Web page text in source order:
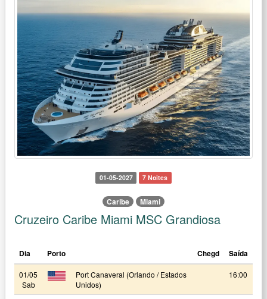
01-05-2027 7 Noites
Caribe Miami
Cruzeiro Caribe Miami MSC Grandiosa
Dia Porto Chegd Saída
01/05
Sab
Port Canaveral (Orlando / Estados
Unidos)
16:00